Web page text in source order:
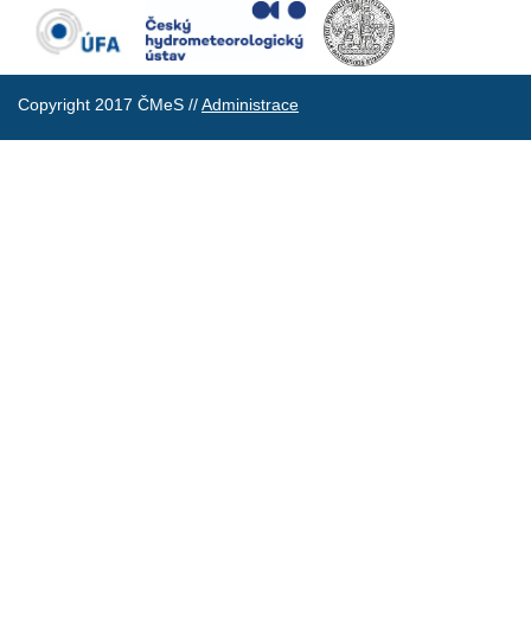
Copyright 2017 ČMeS //Administrace